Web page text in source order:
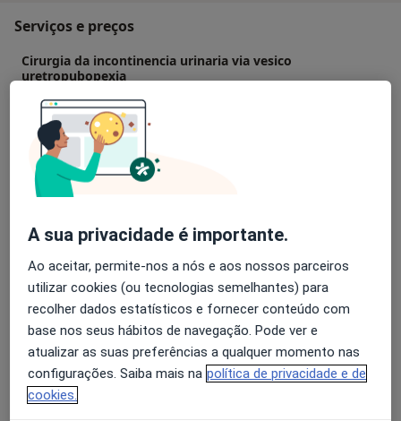
Serviços e preços
Cirurgia da incontinencia urinaria via vesico
uretropubopexia
Detalhes
Ecografia dos rins, bexiga e próstata
Detalhes
Detalhes
Primeira consulta Urologia
Detalhes
Prostatectomia Por Cancer
Detalhes
A sua privacidade é importante.
Ao aceitar, permite-nos a nós e aos nossos parceiros
utilizar cookies (ou tecnologias semelhantes) para
recolher dados estatísticos e fornecer conteúdo com
base nos seus hábitos de navegação. Pode ver e
atualizar as suas preferências a qualquer momento nas
configurações. Saiba mais na política de privacidade e de
cookies.